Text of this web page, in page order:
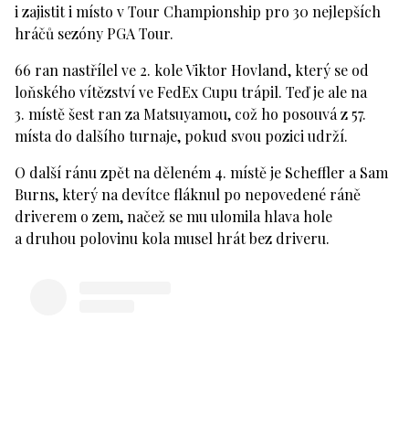
i zajistit i místo v Tour Championship pro 30 nejlepších
hráčů sezóny PGA Tour.
66 ran nastřílel ve 2. kole Viktor Hovland, který se od
loňského vítězství ve FedEx Cupu trápil. Teď je ale na
3. místě šest ran za Matsuyamou, což ho posouvá z 57.
místa do dalšího turnaje, pokud svou pozici udrží.
O další ránu zpět na děleném 4. místě je Scheffler a Sam
Burns, který na devítce fláknul po nepovedené ráně
driverem o zem, načež se mu ulomila hlava hole
a druhou polovinu kola musel hrát bez driveru.